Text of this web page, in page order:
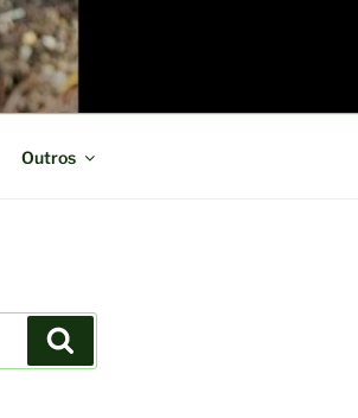
Outros